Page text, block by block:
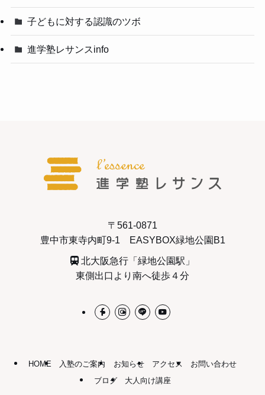
子どもに対する認識のツボ
進学塾レサンスinfo
〒561-0871
豊中市東寺内町9-1 EASYBOX緑地公園B1
北大阪急行「緑地公園駅」
東側出口より南へ徒歩４分
HOME 入塾のご案内 お知らせ アクセス
お問い合わせ
ブログ
大人向け講座